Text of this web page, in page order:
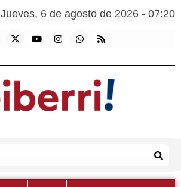
Jueves, 6 de agosto de 2026 - 07:20